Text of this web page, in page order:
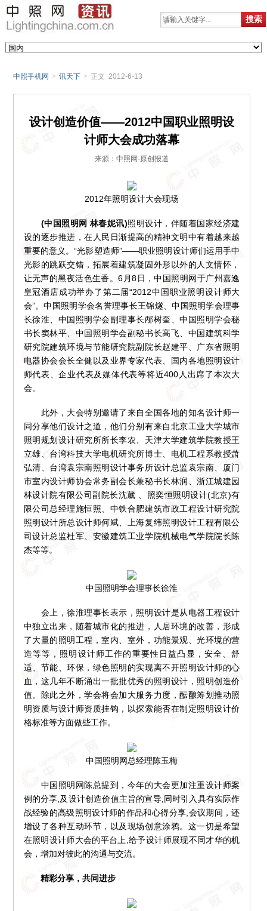
中照手机网 > 讯天下 > 正文 2012-6-13
设计创造价值——2012中国职业照明设
计师大会成功落幕
来源：中照网-原创报道
2012年照明设计大会现场
(中国照明网 林春妮讯)照明设计，伴随着国家经济建
设的逐步推进，在人民日渐提高的精神文明中有着越来越
重要的意义。“光影塑造师”——职业照明设计师们运用手中
光影的跳跃交错，拓展着建筑凝固外形以外的人文情怀，
让无声的黑夜活色生香。6月8日，中国照明网于广州嘉逸
皇冠酒店成功举办了第二届“2012中国职业照明设计师大
会”。中国照明学会名誉理事长王锦燧、中国照明学会理事
长徐淮、中国照明学会副理事长邴树奎、中国照明学会秘
书长窦林平、中国照明学会副秘书长高飞、中国建筑科学
研究院建筑环境与节能研究院副院长赵建平、广东省照明
电器协会会长全健以及业界专家代表、国内各地照明设计
师代表、企业代表及媒体代表等将近400人出席了本次大
会。
此外，大会特别邀请了来自全国各地的知名设计师一
同分享他们设计之道，他们分别有来自北京工业大学城市
照明规划设计研究所所长李农、天津大学建筑学院教授王
立雄、台湾科技大学电机研究所博士、电机工程系教授萧
弘清、台湾袁宗南照明设计事务所设计总监袁宗南、厦门
市室内设计师协会常务副会长兼秘书长林润、浙江城建园
林设计院有限公司副院长沈葳 、照奕恒照明设计(北京)有
限公司总经理施恒照、中铁合肥建筑市政工程设计研究院
照明设计所总设计师何斌、上海复纬照明设计工程有限公
司设计总监杜军、安徽建筑工业学院机械电气学院院长陈
杰等等。
中国照明学会理事长徐淮
会上，徐淮理事长表示，照明设计是从电器工程设计
中独立出来，随着城市化的推进，人居环境的改善，形成
了大量的照明工程，室内、室外，功能景观、光环境的营
造等等，照明设计师工作的重要性日益凸显，安全、舒
适、节能、环保，绿色照明的实现离不开照明设计师的心
血，这几年不断涌出一批批优秀的照明设计，照明创造价
值。除此之外，学会将会加大服务力度，酝酿筹划推动照
明资质与设计师资质挂钩，以探索能否在制定照明设计价
格标准等方面做些工作。
中国照明网总经理陈玉梅
中国照明网陈总提到，今年的大会更加注重设计师案
例的分享,及设计创造价值主旨的宣导,同时引入具有实际作
战经验的高级照明设计师的作品和心得分享,会议期间，还
增设了各种互动环节，以及现场创意涂鸦。这一切是希望
在照明设计师大会的平台上,给予设计师展现不同才华的机
会，增加对彼此的沟通与交流。
精彩分享，共同进步